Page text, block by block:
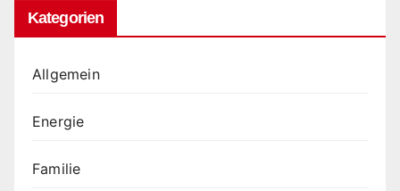
Kategorien
Allgemein
Energie
Familie